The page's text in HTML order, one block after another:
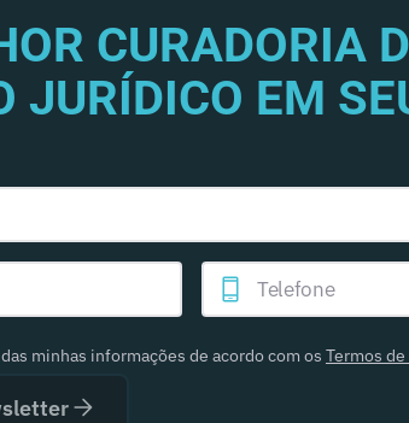
CURADORIA
JURÍDICO EM
minhas informações de acordo com os Termos